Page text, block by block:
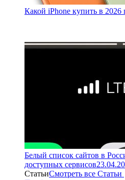
Какой iPhone купить в 2026
Белый список сайтов в
доступных сервисов
СтатьиСмотреть все Статьи